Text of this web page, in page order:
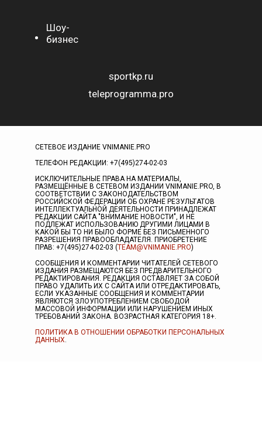
Шоу-
бизнес
sportkp.ru
teleprogramma.pro
СЕТЕВОЕ ИЗДАНИЕ VNIMANIE.PRO
ТЕЛЕФОН РЕДАКЦИИ: +7(495)274-02-03
ИСКЛЮЧИТЕЛЬНЫЕ ПРАВА НА МАТЕРИАЛЫ,
РАЗМЕЩЁННЫЕ В СЕТЕВОМ ИЗДАНИИ VNIMANIE.PRO, В
СООТВЕТСТВИИ С ЗАКОНОДАТЕЛЬСТВОМ
РОССИЙСКОЙ ФЕДЕРАЦИИ ОБ ОХРАНЕ РЕЗУЛЬТАТОВ
ИНТЕЛЛЕКТУАЛЬНОЙ ДЕЯТЕЛЬНОСТИ ПРИНАДЛЕЖАТ
РЕДАКЦИИ САЙТА "ВНИМАНИЕ НОВОСТИ", И НЕ
ПОДЛЕЖАТ ИСПОЛЬЗОВАНИЮ ДРУГИМИ ЛИЦАМИ В
КАКОЙ БЫ ТО НИ БЫЛО ФОРМЕ БЕЗ ПИСЬМЕННОГО
РАЗРЕШЕНИЯ ПРАВООБЛАДАТЕЛЯ. ПРИОБРЕТЕНИЕ
ПРАВ: +7(495)274-02-03 (TEAM@VNIMANIE.PRO)
СООБЩЕНИЯ И КОММЕНТАРИИ ЧИТАТЕЛЕЙ СЕТЕВОГО
ИЗДАНИЯ РАЗМЕЩАЮТСЯ БЕЗ ПРЕДВАРИТЕЛЬНОГО
РЕДАКТИРОВАНИЯ. РЕДАКЦИЯ ОСТАВЛЯЕТ ЗА СОБОЙ
ПРАВО УДАЛИТЬ ИХ С САЙТА ИЛИ ОТРЕДАКТИРОВАТЬ,
ЕСЛИ УКАЗАННЫЕ СООБЩЕНИЯ И КОММЕНТАРИИ
ЯВЛЯЮТСЯ ЗЛОУПОТРЕБЛЕНИЕМ СВОБОДОЙ
МАССОВОЙ ИНФОРМАЦИИ ИЛИ НАРУШЕНИЕМ ИНЫХ
ТРЕБОВАНИЙ ЗАКОНА. ВОЗРАСТНАЯ КАТЕГОРИЯ 18+.
ПОЛИТИКА В ОТНОШЕНИИ ОБРАБОТКИ ПЕРСОНАЛЬНЫХ
ДАННЫХ.